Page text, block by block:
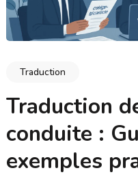
Traduction
Traduction
conduite :
exemples